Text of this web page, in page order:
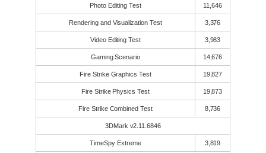
Photo Editing Test 11,646
Rendering and Visualization Test 3,376
Video Editing Test 3,983
Gaming Scenario 14,676
Fire Strike Graphics Test 19,827
Fire Strike Physics Test 19,873
Fire Strike Combined Test 8,736
3DMark v2.11.6846
TimeSpy Extreme 3,819